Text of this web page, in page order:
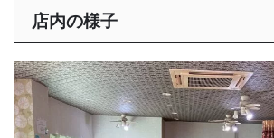
店内の様子